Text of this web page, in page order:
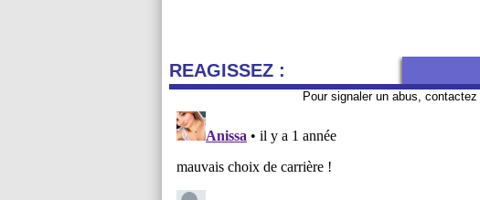
REAGISSEZ :
Pour signaler un abus, contactez